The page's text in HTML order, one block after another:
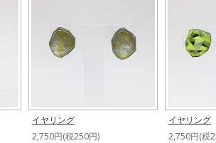
イヤリング
2,750円(税250円)
イヤリング
2,750円(税